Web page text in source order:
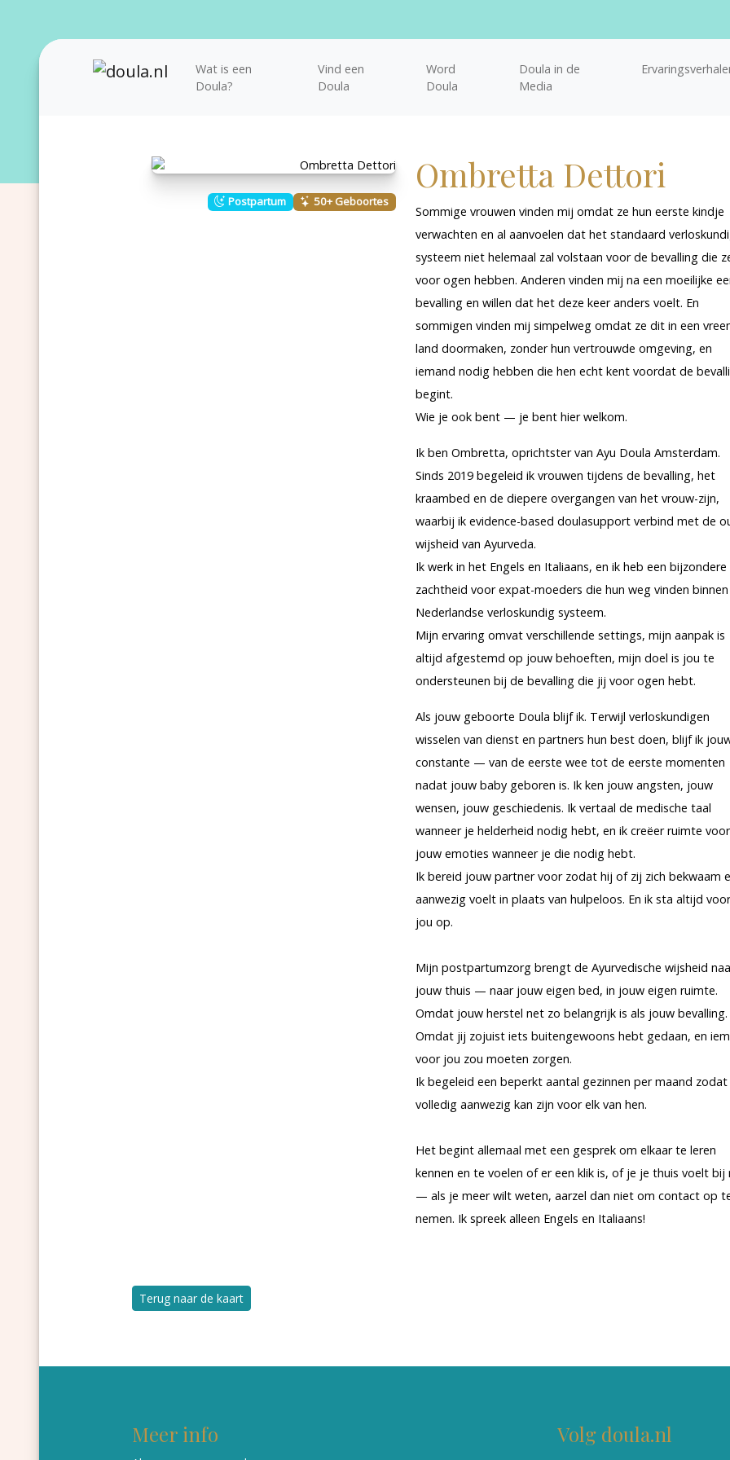
Wat is een
Doula?
Vind een
Doula
Word
Doula
Doula in de
Media
Postpartum 50+ Geboortes
Ombretta Dettori
Sommige vrouwen vinden mij omdat ze hun eerste kindje
verwachten en al aanvoelen dat het standaard
systeem niet helemaal zal volstaan voor de bevalling die
voor ogen hebben. Anderen vinden mij na een moeilijke
bevalling en willen dat het deze keer anders voelt. En
sommigen vinden mij simpelweg omdat ze dit in een
land doormaken, zonder hun vertrouwde omgeving, en
iemand nodig hebben die hen echt kent voordat de
begint.
Wie je ook bent — je bent hier welkom.
Ik ben Ombretta, oprichtster van Ayu Doula Amsterdam.
Sinds 2019 begeleid ik vrouwen tijdens de bevalling, het
kraambed en de diepere overgangen van het vrouw-zijn,
waarbij ik evidence-based doulasupport verbind met de
wijsheid van Ayurveda.
Ik werk in het Engels en Italiaans, en ik heb een bijzondere
zachtheid voor expat-moeders die hun weg vinden
Nederlandse verloskundig systeem.
Mijn ervaring omvat verschillende settings, mijn aanpak is
altijd afgestemd op jouw behoeften, mijn doel is jou te
ondersteunen bij de bevalling die jij voor ogen hebt.
Als jouw geboorte Doula blijf ik. Terwijl verloskundigen
wisselen van dienst en partners hun best doen, blijf ik
constante — van de eerste wee tot de eerste momenten
nadat jouw baby geboren is. Ik ken jouw angsten, jouw
wensen, jouw geschiedenis. Ik vertaal de medische taal
wanneer je helderheid nodig hebt, en ik creëer ruimte voor
jouw emoties wanneer je die nodig hebt.
Ik bereid jouw partner voor zodat hij of zij zich bekwaam
aanwezig voelt in plaats van hulpeloos. En ik sta altijd voor
jou op.
Mijn postpartumzorg brengt de Ayurvedische wijsheid
jouw thuis — naar jouw eigen bed, in jouw eigen ruimte.
Omdat jouw herstel net zo belangrijk is als jouw bevalling.
Omdat jij zojuist iets buitengewoons hebt gedaan, en
voor jou zou moeten zorgen.
Ik begeleid een beperkt aantal gezinnen per maand zodat
volledig aanwezig kan zijn voor elk van hen.
Het begint allemaal met een gesprek om elkaar te leren
kennen en te voelen of er een klik is, of je je thuis voelt bij
— als je meer wilt weten, aarzel dan niet om contact op
nemen. Ik spreek alleen Engels en Italiaans!
Terug naar de kaart
Meer info Volg doula.nl